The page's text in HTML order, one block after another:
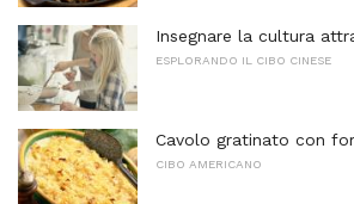
Insegnare la cultura
ESPLORANDO IL CIBO CINESE
Cavolo gratinato con
CIBO AMERICANO